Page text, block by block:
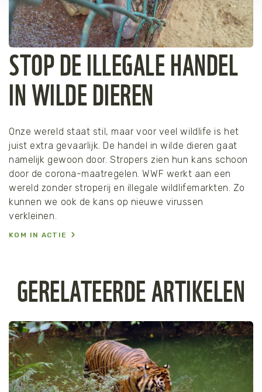
STOP DE ILLEGALE HANDEL
IN WILDE DIEREN
Onze wereld staat stil, maar voor veel wildlife is het
juist extra gevaarlijk. De handel in wilde dieren gaat
namelijk gewoon door. Stropers zien hun kans schoon
door de corona-maatregelen. WWF werkt aan een
wereld zonder stroperij en illegale wildlifemarkten. Zo
kunnen we ook de kans op nieuwe virussen
verkleinen.
KOM IN ACTIE
GERELATEERDE ARTIKELEN